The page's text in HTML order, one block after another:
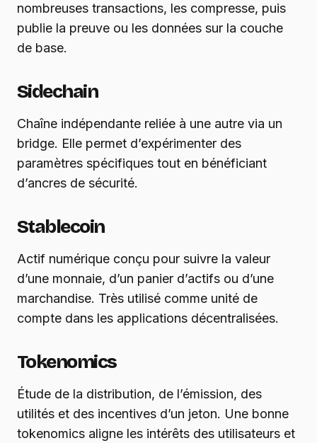
nombreuses transactions, les compresse, puis
publie la preuve ou les données sur la couche
de base.
Sidechain
Chaîne indépendante reliée à une autre via un
bridge. Elle permet d’expérimenter des
paramètres spécifiques tout en bénéficiant
d’ancres de sécurité.
Stablecoin
Actif numérique conçu pour suivre la valeur
d’une monnaie, d’un panier d’actifs ou d’une
marchandise. Très utilisé comme unité de
compte dans les applications décentralisées.
Tokenomics
Étude de la distribution, de l’émission, des
utilités et des incentives d’un jeton. Une bonne
tokenomics aligne les intérêts des utilisateurs et